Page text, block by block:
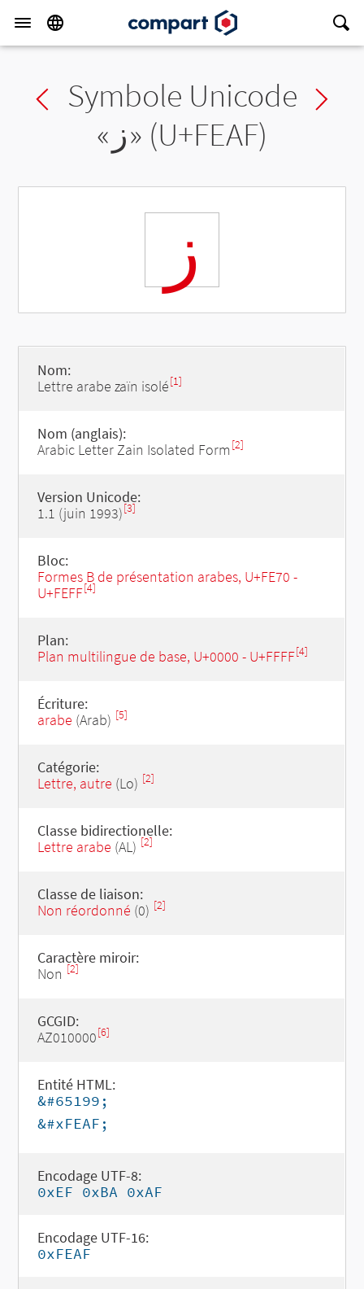
Previous char
Symbole Unicode
« ﺯ» (U+FEAF)
ﺯ
Nom:
Lettre arabe zaïn isolé[1]
Nom (anglais):
Arabic Letter Zain Isolated Form [2]
Version Unicode:
1.1 (juin 1993)[3]
Bloc:
Formes B de présentation arabes, U+FE70 -
U+FEFF[4]
Plan:
Plan multilingue de base, U+0000 - U+FFFF[4]
Écriture:
arabe (Arab) [5]
Catégorie:
Lettre, autre (Lo) [2]
Classe bidirectionelle:
Lettre arabe (AL) [2]
Classe de liaison:
Non réordonné (0) [2]
Caractère miroir:
Non [2]
GCGID:
AZ010000[6]
Entité HTML:
&#65199;
&#xFEAF;
Encodage UTF-8:
0xEF 0xBA 0xAF
Encodage UTF-16:
0xFEAF